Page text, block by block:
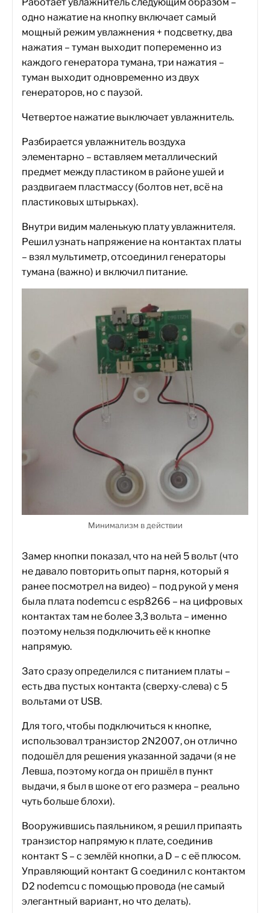
одно нажатие на кнопку включает самый
мощный режим увлажнения + подсветку, два
нажатия – туман выходит попеременно из
каждого генератора тумана, три нажатия –
туман выходит одновременно из двух
генераторов, но с паузой.
Четвертое нажатие выключает увлажнитель.
Разбирается увлажнитель воздуха
элементарно – вставляем металлический
предмет между пластиком в районе ушей и
раздвигаем пластмассу (болтов нет, всё на
пластиковых штырьках).
Внутри видим маленькую плату увлажнителя.
Решил узнать напряжение на контактах платы
– взял мультиметр, отсоединил генераторы
тумана (важно) и включил питание.
Минимализм в действии
Замер кнопки показал, что на ней 5 вольт (что
не давало повторить опыт парня, который я
ранее посмотрел на видео) – под рукой у меня
была плата nodemcu с esp8266 – на цифровых
контактах там не более 3,3 вольта – именно
поэтому нельзя подключить её к кнопке
напрямую.
Зато сразу определился с питанием платы –
есть два пустых контакта (сверху-слева) с 5
вольтами от USB.
Для того, чтобы подключиться к кнопке,
использовал транзистор 2N2007, он отлично
подошёл для решения указанной задачи (я не
Левша, поэтому когда он пришёл в пункт
выдачи, я был в шоке от его размера – реально
чуть больше блохи).
Вооружившись паяльником, я решил припаять
транзистор напрямую к плате, соединив
контакт S – с землёй кнопки, а D – с её плюсом.
Управляющий контакт G соединил с контактом
D2 nodemcu с помощью провода (не самый
элегантный вариант, но что делать).